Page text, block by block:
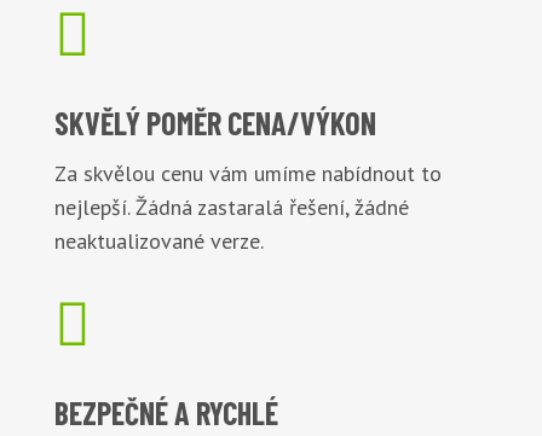

SKVĚLÝ POMĚRCENA/VÝKON
Za skvělou cenu vám umíme nabídnout to
nejlepší. Žádná zastaralá řešení, žádné
neaktualizované verze.

BEZPEČNÉA RYCHLÉ